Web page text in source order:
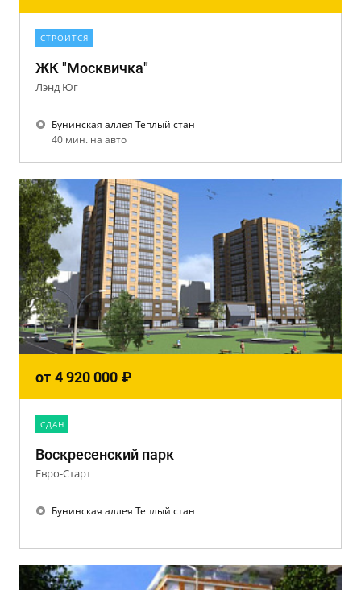
СТРОИТСЯ
ЖК "Москвичка"
Лэнд Юг
Бунинская аллея Теплый стан
40 мин. на авто
от 4 920 000 ₽
CДАН
Воскресенский парк
Евро-Старт
Бунинская аллея Теплый стан